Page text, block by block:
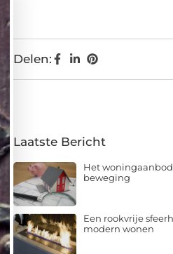
Delen:
Laatste Bericht
Het
beweging
Een rookvrije
modern wonen